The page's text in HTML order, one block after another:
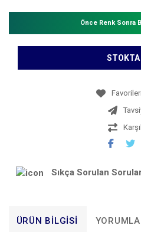
Önce Renk Sonra
STOKTA
Sıkça Sorulan
ÜRÜN BILGISI